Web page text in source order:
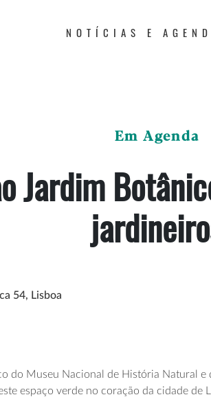
NOTÍCIAS E
Em Agenda
Jardim
54, Lisboa
do Museu Nacional de História Natural e
espaço verde no coração da cidade de